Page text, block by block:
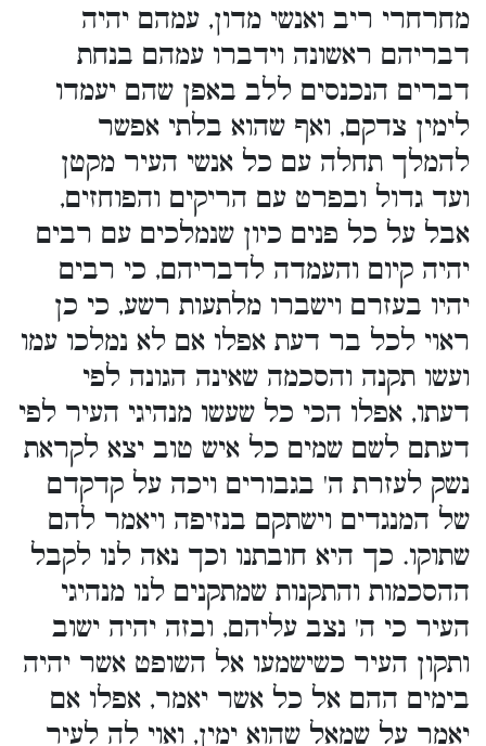
מחרחרי ריב ואנשי מדון, עמהם יהיה
דבריהם ראשונה וידברו עמהם בנחת
דברים הנכנסים ללב באפן שהם יעמדו
לימין צדקם, ואף שהוא בלתי אפשר
להמלך תחלה עם כל אנשי העיר מקטן
ועד גדול ובפרט עם הריקים והפוחזים,
אבל על כל פנים כיון שנמלכים עם רבים
יהיה קיום והעמדה לדבריהם, כי רבים
יהיו בעזרם וישברו מלתעות רשע, כי כן
ראוי לכל בר דעת אפלו אם לא נמלכו עמו
ועשו תקנה והסכמה שאינה הגונה לפי
דעתו, אפלו הכי כל שעשו מנהיגי העיר לפי
דעתם לשם שמים כל איש טוב יצא לקראת
נשק לעזרת ה' בגבורים ויכה על קדקדם
של המנגדים וישתקם בנזיפה ויאמר להם
שתוקו. כך היא חובתנו וכך נאה לנו לקבל
ההסכמות והתקנות שמתקנים לנו מנהיגי
העיר כי ה' נצב עליהם, ובזה יהיה ישוב
ותקון העיר כשישמעו אל השופט אשר יהיה
בימים ההם אל כל אשר יאמר, אפלו אם
יאמר על שמאל שהוא ימין, ואוי לה לעיר